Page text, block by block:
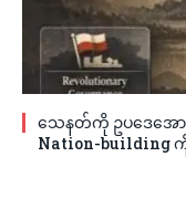
သေနတ်ကို ဥပဒေအော
Nation-building